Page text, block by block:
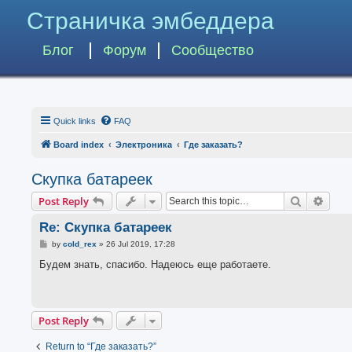
Страничка эмбеддера
Блог Форум Сообщество
Quick links FAQ
Board index Электроника Где заказать?
Скупка батареек
Post Reply Search
Re: Скупка батареек
P
s
t
by cold_rex » 26 Jul 2019, 17:28
Будем знать, спасибо. Надеюсь еще работаете.
Post Reply
Return to “Где заказать?”